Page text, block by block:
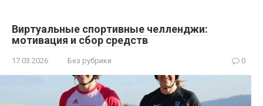
Виртуальные спортивные челленджи:
мотивация и сбор средств
17.03.2026 Без рубрики 0